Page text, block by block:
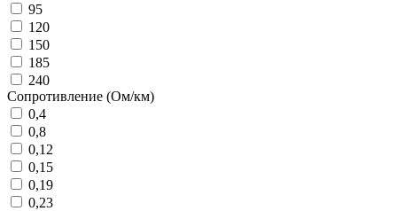
95
120
150
185
240
Сопротивление (Ом/км)
0,4
0,8
0,12
0,15
0,19
0,23